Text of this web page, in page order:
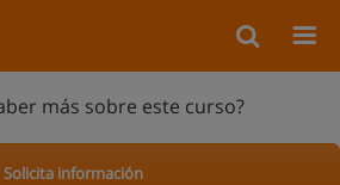
más sobre este curso?
Solicita información